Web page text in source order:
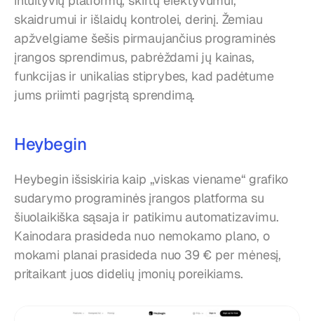
skaidrumui ir išlaidų kontrolei, derinį. Žemiau
apžvelgiame šešis pirmaujančius programinės
įrangos sprendimus, pabrėždami jų kainas,
funkcijas ir unikalias stiprybes, kad padėtume
jums priimti pagrįstą sprendimą.
Heybegin
Heybegin išsiskiria kaip „viskas viename“ grafiko
sudarymo programinės įrangos platforma su
šiuolaikiška sąsaja ir patikimu automatizavimu.
Kainodara prasideda nuo nemokamo plano, o
mokami planai prasideda nuo 39 € per mėnesį,
pritaikant juos didelių įmonių poreikiams.